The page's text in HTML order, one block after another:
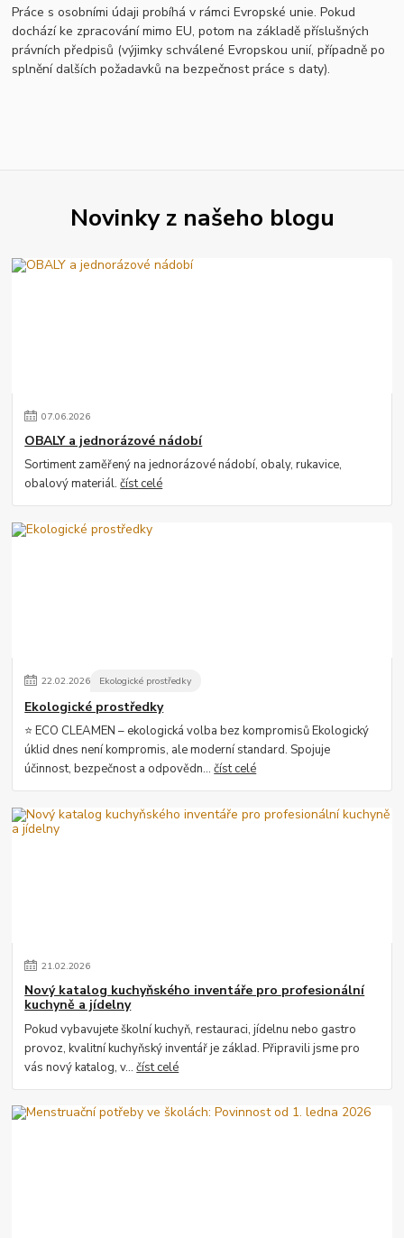
Práce s osobními údaji probíhá v rámci Evropské unie. Pokud
dochází ke zpracování mimo EU, potom na základě příslušných
právních předpisů (výjimky schválené Evropskou unií, případně po
splnění dalších požadavků na bezpečnost práce s daty).
Novinky z našeho blogu
07.06.2026
OBALY a jednorázové nádobí
Sortiment zaměřený na jednorázové nádobí, obaly, rukavice,
obalový materiál.číst celé
22.02.2026 Ekologické prostředky
Ekologické prostředky
⭐ ECO CLEAMEN – ekologická volba bez kompromisů Ekologický
úklid dnes není kompromis, ale moderní standard. Spojuje
účinnost, bezpečnost a odpovědn...číst celé
21.02.2026
Nový katalog kuchyňského inventáře pro profesionální
kuchyně a jídelny
Pokud vybavujete školní kuchyň, restauraci, jídelnu nebo gastro
provoz, kvalitní kuchyňský inventář je základ. Připravili jsme pro
vás nový katalog, v...číst celé